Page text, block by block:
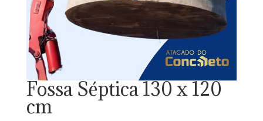
Fossa Séptica 130 x 120
cm